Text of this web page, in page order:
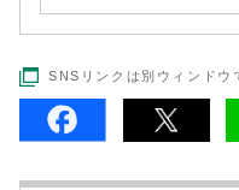
SNSリンクは別ウィンドウ